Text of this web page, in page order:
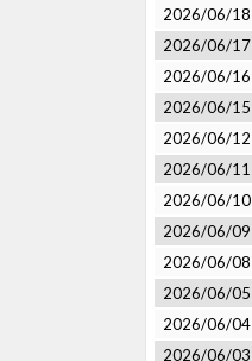
2026/06/18
2026/06/17
2026/06/16
2026/06/15
2026/06/12
2026/06/11
2026/06/10
2026/06/09
2026/06/08
2026/06/05
2026/06/04
2026/06/03